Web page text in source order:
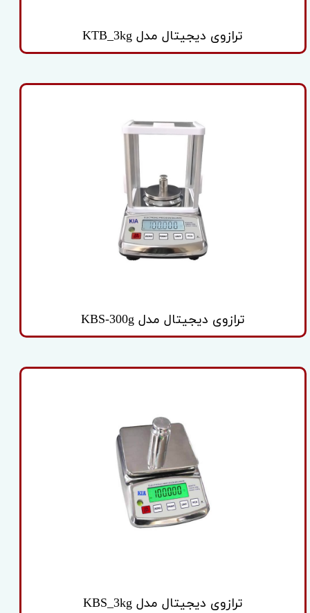
ترازوی دیجیتال مدل KTB_3kg
ترازوی دیجیتال مدل KBS-300g
ترازوی دیجیتال مدل KBS_3kg